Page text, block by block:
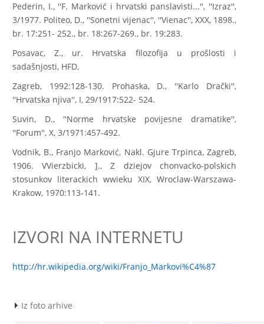
Pederin, I., ''F. Marković i hrvatski panslavisti...'', ''Izraz'',
3/1977. Politeo, D., ''Sonetni vijenac'', ''Vienac'', XXX, 1898.,
br. 17:251- 252., br. 18:267-269., br. 19:283.
Posavac, Z., ur. Hrvatska filozofija u prošlosti i
sadašnjosti, HFD,
Zagreb, 1992:128-130. Prohaska, D., ''Karlo Drački'',
''Hrvatska njiva'', I, 29/1917:522- 524.
Suvin, D., ''Norme hrvatske povijesne dramatike'',
''Forum'', X, 3/1971:457-492.
Vodnik, B., Franjo Marković, Nakl. Gjure Trpinca, Zagreb,
1906. VVierzbicki, ]., Z dziejov chonvacko-polskich
stosunkov literackich wwieku XIX, Wroclaw-Warszawa-
Krakow, 1970:113-141.
IZVORI NA INTERNETU
http://hr.wikipedia.org/wiki/Franjo_Markovi%C4%87
Iz foto arhive